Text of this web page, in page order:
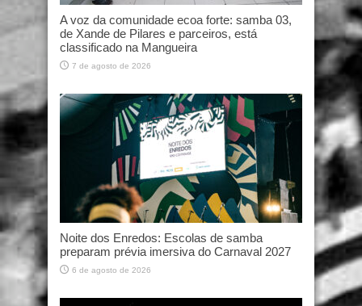
A voz da comunidade ecoa forte: samba 03,
de Xande de Pilares e parceiros, está
classificado na Mangueira
7 de agosto de 2026
Noite dos Enredos: Escolas de samba
preparam prévia imersiva do Carnaval 2027
6 de agosto de 2026